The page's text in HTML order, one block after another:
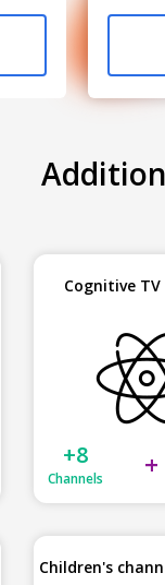
Cognitive TV
+8
Channels
Children's